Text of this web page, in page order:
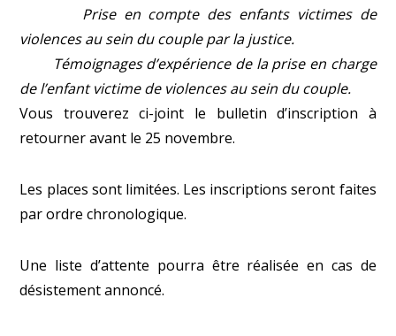
Prise en compte des enfants victimes de
violences au sein du couple par la justice.
Témoignages d’expérience de la prise en charge
de l’enfant victime de violences au sein du couple.
Vous trouverez ci-joint le bulletin d’inscription à
retourner avant le 25 novembre.
Les places sont limitées. Les inscriptions seront faites
par ordre chronologique.
Une liste d’attente pourra être réalisée en cas de
désistement annoncé.